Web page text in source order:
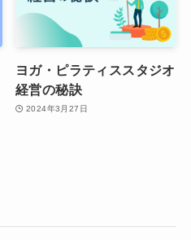
ヨガ・ピラティススタジオ
経営の秘訣
2024年3月27日